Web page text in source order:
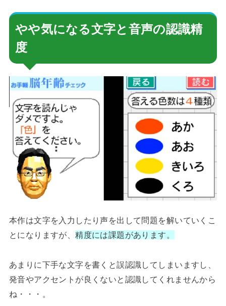
やや気になる文字と音声の認識精
度
本作は文字を入力したり声を出して問題を解いていくこ
とになりますが、精度には課題があります。
あまりに下手な文字を書くと誤認識してしまいますし、
発音やアクセントが良くないと認識してくれませんから
ね・・・。